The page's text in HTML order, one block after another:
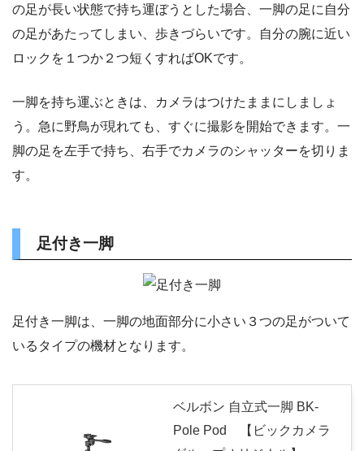
の足が長い状態で持ち運ぼうとした場合、一脚の足に自分
の足があたってしまい、歩きづらいです。自分の腕に近い
ロックを１つか２つ短くすればOKです。
一脚を持ち運ぶときは、カメラはつけたままにしましょ
う。急に野鳥が現れても、すぐに撮影を開始できます。一
脚の足を左手で持ち、右手でカメラのシャッターを切りま
す。
足付き一脚
足付き一脚は、一脚の地面部分に小さい３つの足がついて
いるタイプの機材となります。
ベルボン 自立式一脚 BK-
Pole Pod 【ビックカメラ